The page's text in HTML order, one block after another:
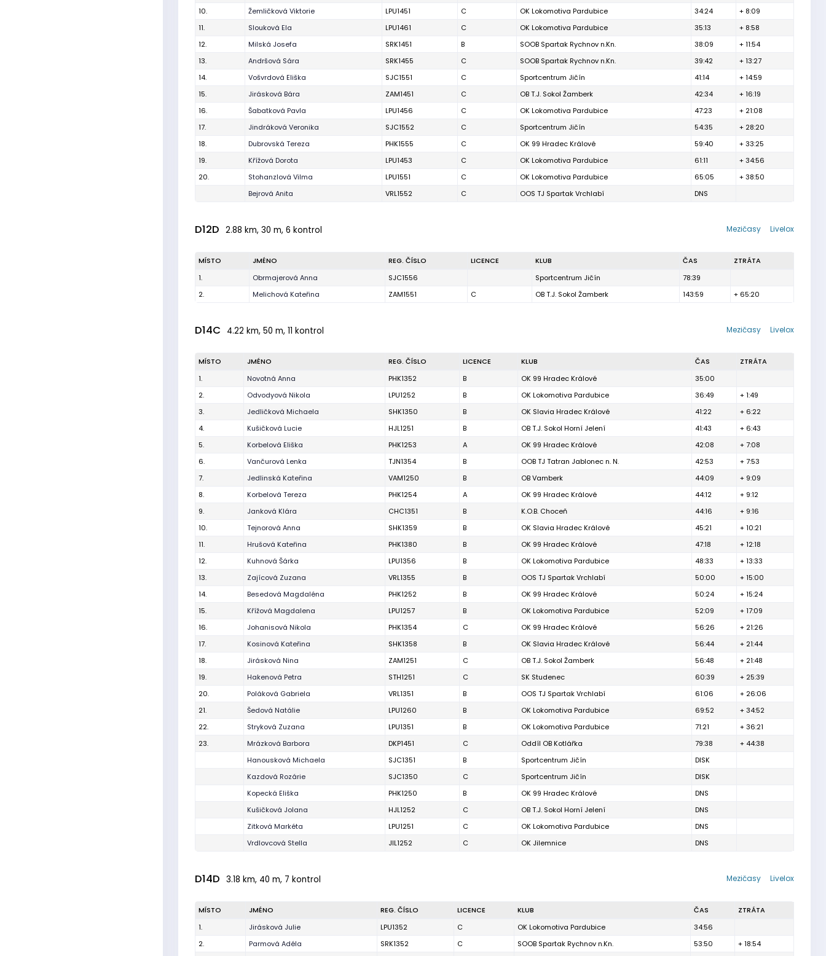
10.
Žemličková Viktorie LPU1451 C OK Lokomotiva Pardubice 34:24
+ 8:09
11.
Slouková Ela LPU1461 C OK Lokomotiva Pardubice 35:13
+ 8:58
12.
Milská Josefa SRK1451 B SOOB Spartak Rychnov n.Kn. 38:09
+ 11:54
13.
Andršová Sára SRK1455 C SOOB Spartak Rychnov n.Kn. 39:42
+ 13:27
14.
Vošvrdová Eliška SJC1551 C Sportcentrum Jičín 41:14
+ 14:59
15.
Jirásková Bára ZAM1451 C OB T.J. Sokol Žamberk 42:34
+ 16:19
16.
Šabatková Pavla LPU1456 C OK Lokomotiva Pardubice 47:23
+ 21:08
17.
Jindráková Veronika SJC1552 C Sportcentrum Jičín 54:35
+ 28:20
18.
Dubrovská Tereza PHK1555 C OK 99 Hradec Králové 59:40
+ 33:25
19.
Křížová Dorota LPU1453 C OK Lokomotiva Pardubice 61:11
+ 34:56
20.
Stohanzlová Vilma LPU1551 C OK Lokomotiva Pardubice 65:05
+ 38:50
Bejrová Anita
VRL1552 C OOS TJ Spartak Vrchlabí DNS
D12D 2.88 km, 30 m, 6 kontrol Livelox
Mezičasy
MÍSTO JMÉNO REG. ČÍSLO LICENCE KLUB ČAS
ZTRÁTA
1.
Obrmajerová Anna SJC1556 Sportcentrum Jičín
78:39
2.
Melichová Kateřina ZAM1551 C OB T.J. Sokol Žamberk 143:59 + 65:20
D14C 4.22 km, 50 m, 11 kontrol Livelox
Mezičasy
MÍSTO JMÉNO REG. ČÍSLO LICENCE KLUB ČAS
ZTRÁTA
1.
Novotná Anna PHK1352 B OK 99 Hradec Králové
35:00
2.
Odvodyová Nikola LPU1252 B OK Lokomotiva Pardubice 36:49
+ 1:49
3.
Jedličková Michaela SHK1350 B OK Slavia Hradec Králové 41:22
+ 6:22
4.
Kušičková Lucie HJL1251 B OB T.J. Sokol Horní Jelení 41:43
+ 6:43
5.
Korbelová Eliška PHK1253 A OK 99 Hradec Králové 42:08
+ 7:08
6.
Vančurová Lenka TJN1354 B OOB TJ Tatran Jablonec n. N. 42:53
+ 7:53
7.
Jedlinská Kateřina VAM1250 B OB Vamberk 44:09
+ 9:09
8.
Korbelová Tereza PHK1254 A OK 99 Hradec Králové 44:12
+ 9:12
9.
Janková Klára CHC1351 B K.O.B. Choceň 44:16
+ 9:16
10.
Tejnorová Anna SHK1359 B OK Slavia Hradec Králové 45:21
+ 10:21
11.
Hrušová Kateřina PHK1380 B OK 99 Hradec Králové 47:18
+ 12:18
12.
Kuhnová Šárka LPU1356 B OK Lokomotiva Pardubice 48:33
+ 13:33
13.
Zajícová Zuzana VRL1355 B OOS TJ Spartak Vrchlabí 50:00
+ 15:00
14.
Besedová Magdaléna PHK1252 B OK 99 Hradec Králové 50:24
+ 15:24
15.
Křížová Magdalena LPU1257 B OK Lokomotiva Pardubice 52:09
+ 17:09
16.
Johanisová Nikola PHK1354 C OK 99 Hradec Králové 56:26
+ 21:26
17.
Kosinová Kateřina SHK1358 B OK Slavia Hradec Králové 56:44
+ 21:44
18.
Jirásková Nina ZAM1251 C OB T.J. Sokol Žamberk 56:48
+ 21:48
19.
Hakenová Petra STH1251 C SK Studenec 60:39
+ 25:39
20.
Poláková Gabriela VRL1351 B OOS TJ Spartak Vrchlabí 61:06
+ 26:06
21.
Šedová Natálie LPU1260 B OK Lokomotiva Pardubice 69:52
+ 34:52
22.
Stryková Zuzana LPU1351 B OK Lokomotiva Pardubice 71:21
+ 36:21
23.
Mrázková Barbora DKP1451 C Oddíl OB Kotlářka 79:38
+ 44:38
Hanousková Michaela
SJC1351 B Sportcentrum Jičín
DISK
Kazdová Rozárie
SJC1350 C Sportcentrum Jičín
DISK
Kopecká Eliška
PHK1250 B OK 99 Hradec Králové
DNS
Kušičková Jolana
HJL1252 C OB T.J. Sokol Horní Jelení
DNS
Zitková Markéta
LPU1251 C OK Lokomotiva Pardubice
DNS
Vrdlovcová Stella
JIL1252 C OK Jilemnice DNS
D14D 3.18 km, 40 m, 7 kontrol Livelox
Mezičasy
MÍSTO JMÉNO REG. ČÍSLO LICENCE KLUB ČAS
ZTRÁTA
1.
Jirásková Julie LPU1352 C OK Lokomotiva Pardubice
34:56
2.
Parmová Adéla SRK1352 C SOOB Spartak Rychnov n.Kn. 53:50
+ 18:54